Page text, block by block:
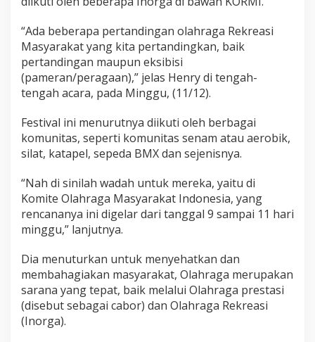
“Ada beberapa pertandingan olahraga Rekreasi
Masyarakat yang kita pertandingkan, baik
pertandingan maupun eksibisi
(pameran/peragaan),” jelas Henry di tengah-
tengah acara, pada Minggu, (11/12).
Festival ini menurutnya diikuti oleh berbagai
komunitas, seperti komunitas senam atau aerobik,
silat, katapel, sepeda BMX dan sejenisnya.
“Nah di sinilah wadah untuk mereka, yaitu di
Komite Olahraga Masyarakat Indonesia, yang
rencananya ini digelar dari tanggal 9 sampai 11 hari
minggu,” lanjutnya.
Dia menuturkan untuk menyehatkan dan
membahagiakan masyarakat, Olahraga merupakan
sarana yang tepat, baik melalui Olahraga prestasi
(disebut sebagai cabor) dan Olahraga Rekreasi
(Inorga).